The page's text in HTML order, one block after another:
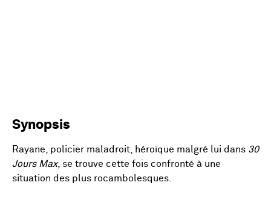
Synopsis
Rayane, policier maladroit, héroïque malgré lui dans 30
Jours Max, se trouve cette fois confronté à une
situation des plus rocambolesques.